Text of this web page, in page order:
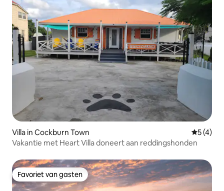
Villa in Cockburn Town
5 (4)
Vakantie met Heart Villa doneert aan reddingshonden
Favoriet van gasten
Favoriet van gasten